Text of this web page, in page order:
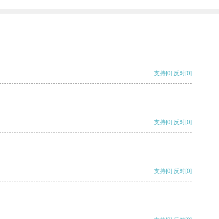
支持[0] 反对[0]
支持[0] 反对[0]
支持[0] 反对[0]